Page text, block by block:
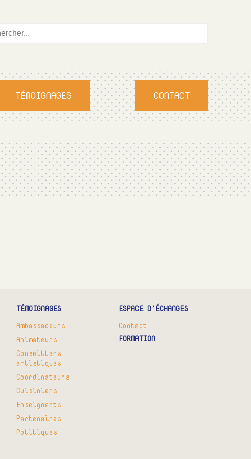
TÉMOIGNAGES CONTACT
TÉMOIGNAGES
Ambassadeurs
Animateurs
Conseillers
artistiques
Coordinateurs
Cuisiniers
Enseignants
Partenaires
Politiques
ESPACE D’ÉCHANGES
Contact
FORMATION